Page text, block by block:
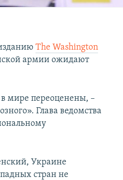
The Washington
армии ожидают
мире переоценены, –
Глава ведомства
Украине
стран не